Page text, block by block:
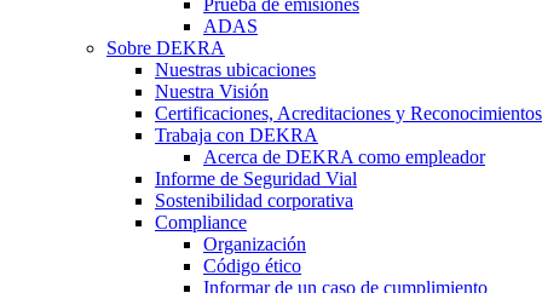
Prueba de emisiones
ADAS
Sobre DEKRA
Nuestras ubicaciones
Nuestra Visión
Certificaciones, Acreditaciones y Reconocimientos
Trabaja con DEKRA
Acerca de DEKRA como empleador
Informe de Seguridad Vial
Sostenibilidad corporativa
Compliance
Organización
Código ético
Informar de un caso de cumplimiento